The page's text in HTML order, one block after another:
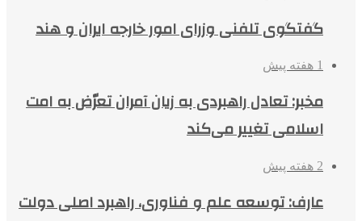
گفتگوی تلفنی وزرای امور خارجه ایران و هند
1 هفته پیش
مخبر: تعادل راهبردی به زیان آمران تعرّض به امت
اسلامی تغییر می‌کند
2 هفته پیش
عارف: توسعه علم و فناوری، راهبرد اصلی دولت